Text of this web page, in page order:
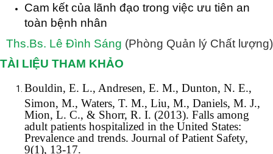
Cam kết của lãnh đạo trong việc ưu tiên an
toàn bệnh nhân
Ths.Bs. Lê Đình Sáng (Phòng Quản lý Chất lượng)
TÀI LIỆU THAM KHẢO
Bouldin, E. L., Andresen, E. M., Dunton, N. E.,
Simon, M., Waters, T. M., Liu, M., Daniels, M. J.,
Mion, L. C., & Shorr, R. I. (2013). Falls among
adult patients hospitalized in the United States:
Prevalence and trends. Journal of Patient Safety,
9(1), 13-17.